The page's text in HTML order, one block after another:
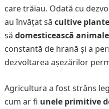
care trăiau. Odată cu
au învățat să cultive
să domesticească animale
constantă de hrană și a
dezvoltarea așezărilor
Agricultura a fost strâns
cum ar fi unele primitive